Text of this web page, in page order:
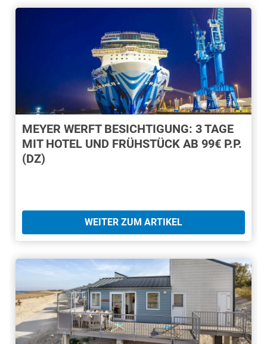
MEYER WERFT BESICHTIGUNG: 3 TAGE
MIT HOTEL UND FRÜHSTÜCK AB 99€ P.P.
(DZ)
WEITER ZUM ARTIKEL